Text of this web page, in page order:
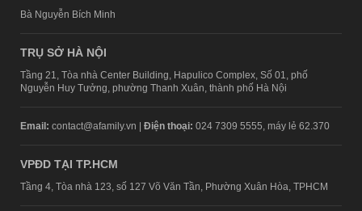
Bà Nguyễn Bích Minh
TRỤ SỞ HÀ NỘI
Tầng 21, Tòa nhà Center Building, Hapulico Complex, Số 01, phố
Nguyễn Huy Tưởng, phường Thanh Xuân, thành phố Hà Nội
Email: contact@afamily.vn | Điện thoại: 024 7309 5555, máy lẻ 62.370
VPĐD TẠI TP.HCM
Tầng 4, Tòa nhà 123, số 127 Võ Văn Tần, Phường Xuân Hòa, TPHCM